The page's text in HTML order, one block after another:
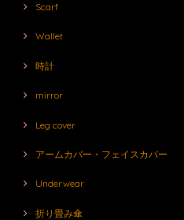
Scarf
Wallet
時計
mirror
Leg cover
アームカバー・フェイスカバー
Underwear
折り畳み傘